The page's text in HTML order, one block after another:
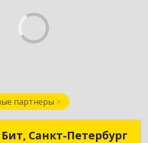
партнеры
Санкт-Петербург
Санкт-Петербург